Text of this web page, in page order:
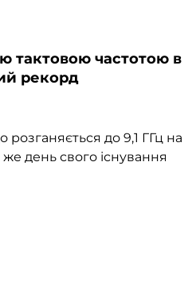
тактовою частотою в
рекорд
до 9,1 ГГц на
день свого існування